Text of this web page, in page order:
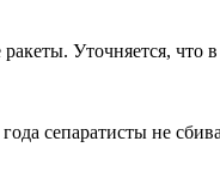
Уточняется, что
сепаратисты не